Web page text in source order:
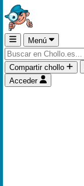
Menú
Compartir chollo
Acceder